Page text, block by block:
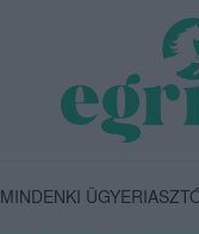
MINDENKI ÜGYE